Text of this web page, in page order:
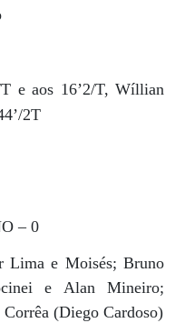
e aos 16’2/T, Wíllian
2T
– 0
Lima e Moisés; Bruno
e Alan Mineiro;
(Diego Cardoso)